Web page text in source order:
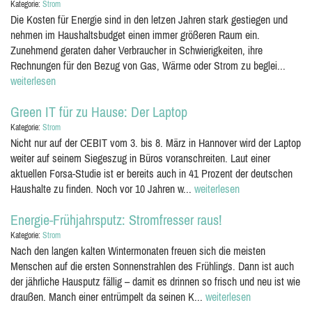
Kategorie: Strom
Die Kosten für Energie sind in den letzen Jahren stark gestiegen und
nehmen im Haushaltsbudget einen immer größeren Raum ein.
Zunehmend geraten daher Verbraucher in Schwierigkeiten, ihre
Rechnungen für den Bezug von Gas, Wärme oder Strom zu beglei...
weiterlesen
Green IT für zu Hause: Der Laptop
Kategorie: Strom
Nicht nur auf der CEBIT vom 3. bis 8. März in Hannover wird der Laptop
weiter auf seinem Siegeszug in Büros voranschreiten. Laut einer
aktuellen Forsa-Studie ist er bereits auch in 41 Prozent der deutschen
Haushalte zu finden. Noch vor 10 Jahren w... weiterlesen
Energie-Frühjahrsputz: Stromfresser raus!
Kategorie: Strom
Nach den langen kalten Wintermonaten freuen sich die meisten
Menschen auf die ersten Sonnenstrahlen des Frühlings. Dann ist auch
der jährliche Hausputz fällig – damit es drinnen so frisch und neu ist wie
draußen. Manch einer entrümpelt da seinen K... weiterlesen